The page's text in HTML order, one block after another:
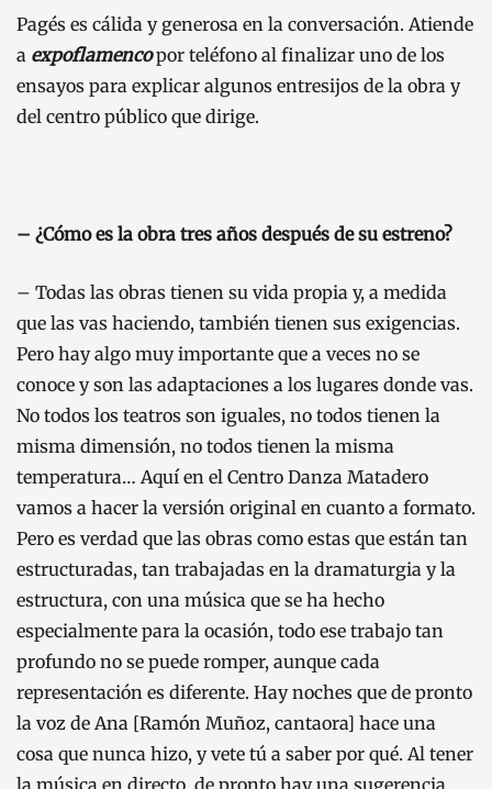
Pagés es cálida y generosa en la conversación. Atiende
a expoflamencopor teléfono al finalizar uno de los
ensayos para explicar algunos entresijos de la obra y
del centro público que dirige.
– ¿Cómo es la obra tres años después de su estreno?
– Todas las obras tienen su vida propia y, a medida
que las vas haciendo, también tienen sus exigencias.
Pero hay algo muy importante que a veces no se
conoce y son las adaptaciones a los lugares donde vas.
No todos los teatros son iguales, no todos tienen la
misma dimensión, no todos tienen la misma
temperatura… Aquí en el Centro Danza Matadero
vamos a hacer la versión original en cuanto a formato.
Pero es verdad que las obras como estas que están tan
estructuradas, tan trabajadas en la dramaturgia y la
estructura, con una música que se ha hecho
especialmente para la ocasión, todo ese trabajo tan
profundo no se puede romper, aunque cada
representación es diferente. Hay noches que de pronto
la voz de Ana [Ramón Muñoz, cantaora] hace una
cosa que nunca hizo, y vete tú a saber por qué. Al tener